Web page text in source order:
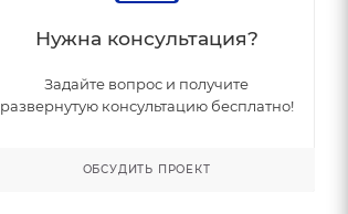
Нужна консультация?
Задайте вопрос и получите
развернутую консультацию бесплатно!
ОБСУДИТЬ ПРОЕКТ